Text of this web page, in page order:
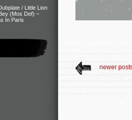
/ Little Lion
(Mos Def) –
In Paris
newer